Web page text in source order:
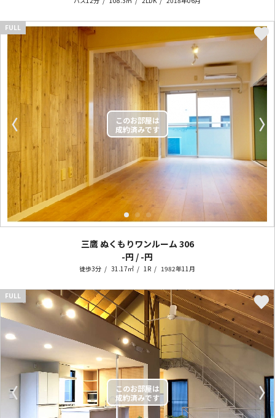
〈 〉
FULL
三鷹 ぬくもりワンルーム 306
-円 / -円
徒歩3分 31.17㎡ 1R 1982年11月
〈 〉
FULL